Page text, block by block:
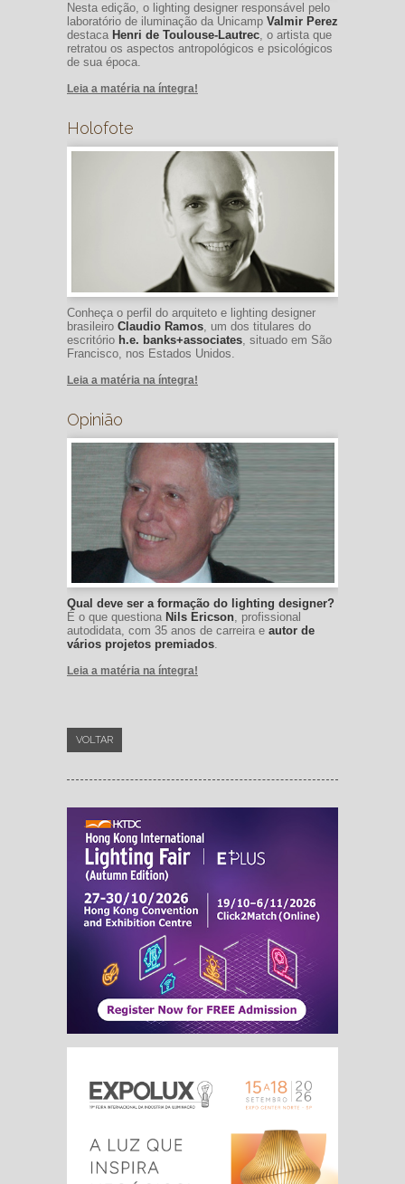
Nesta edição, o lighting designer responsável pelo
laboratório de iluminação da Unicamp Valmir Perez
destaca Henri de Toulouse-Lautrec, o artista que
retratou os aspectos antropológicos e psicológicos
de sua época.
Leia a matéria na íntegra!
Holofote
Conheça o perfil do arquiteto e lighting designer
brasileiro Claudio Ramos , um dos titulares do
escritório h.e. banks+associates , situado em São
Francisco, nos Estados Unidos.
Leia a matéria na íntegra!
Opinião
Qual deve ser a formação do lighting designer?
É o que questiona Nils Ericson , profissional
autodidata, com 35 anos de carreira e autor de
vários projetos premiados
Leia a matéria na íntegra!
VOLTAR